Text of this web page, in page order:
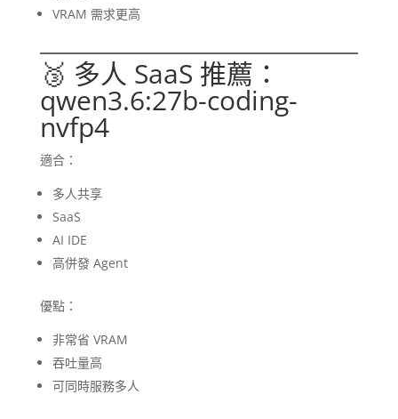
VRAM 需求更高
🥉 多人 SaaS 推薦：
qwen3.6:27b-coding-
nvfp4
適合：
多人共享
SaaS
AI IDE
高併發 Agent
優點：
非常省 VRAM
吞吐量高
可同時服務多人